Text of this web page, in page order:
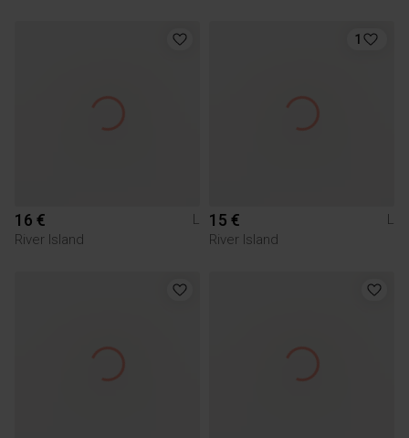
16 €
L
River Island
1
15 €
L
River Island